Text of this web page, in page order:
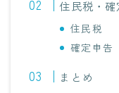
住民税・
住民税
確定申告
まとめ